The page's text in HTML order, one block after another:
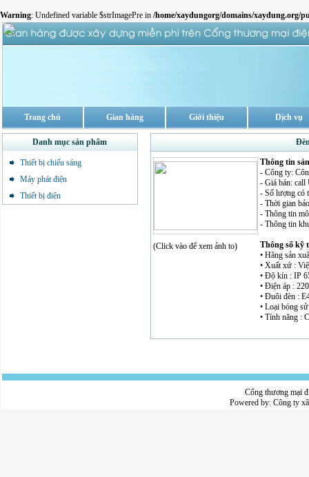
Warning: Undefined variable $strImagePre in /home/xaydungorg/domains/xaydung.org/
Trang chủ Gian hàng Giới thiệu Dịch vụ
Danh mục sản phẩm
Thiết bị chiếu sáng
Máy phát điện
Thiết bị điện
(Click vào để xem ảnh to)
Thông tin
- Công ty:
- Giá bán: call
- Số lượng có
- Thời gian
- Thông tin
- Thông tin
Thông số kỹ
• Hãng sản
• Xuất xứ :
• Độ kín : IP
• Điện áp :
• Đuôi đèn :
• Loại bóng
• Tính năng :
Cổng thương mại
Powered by: Công ty